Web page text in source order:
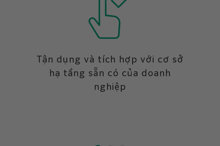
Tận dụng và tích hợp với cơ sở
hạ tầng sẵn có của doanh
nghiệp